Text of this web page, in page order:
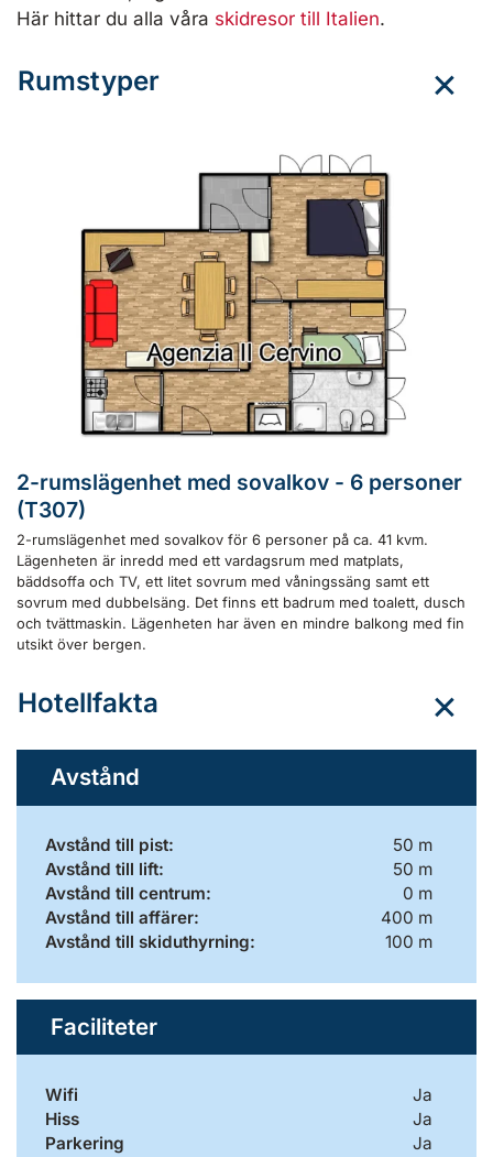
Här hittar du alla våra skidresor till Italien.
Rumstyper
2-rumslägenhet med sovalkov - 6 personer
(T307)
2-rumslägenhet med sovalkov för 6 personer på ca. 41 kvm.
Lägenheten är inredd med ett vardagsrum med matplats,
bäddsoffa och TV, ett litet sovrum med våningssäng samt ett
sovrum med dubbelsäng. Det finns ett badrum med toalett, dusch
och tvättmaskin. Lägenheten har även en mindre balkong med fin
utsikt över bergen.
Hotellfakta
Avstånd
Avstånd till pist:
50 m
Avstånd till lift:
50 m
Avstånd till centrum:
0 m
Avstånd till affärer:
400 m
Avstånd till skiduthyrning:
100 m
Faciliteter
Wifi
Ja
Hiss
Ja
Parkering
Ja